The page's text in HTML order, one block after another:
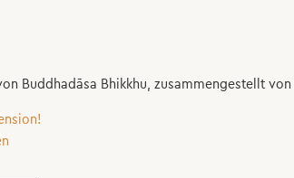
Buddhadāsa Bhikkhu, zusammengestellt